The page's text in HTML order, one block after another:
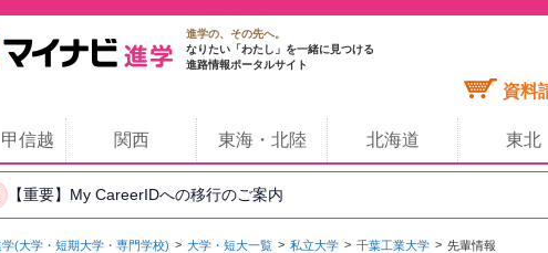
進学の、その先へ。
なりたい「わたし」を一緒に見つける
進路情報ポータルサイト
資料
信越 関西 東海・北陸 北海道 東北
【重要】My CareerIDへの移行のご案内
(大学・短期大学・専門学校) 大学・短大一覧 私立大学 千葉工業大学 先輩情報